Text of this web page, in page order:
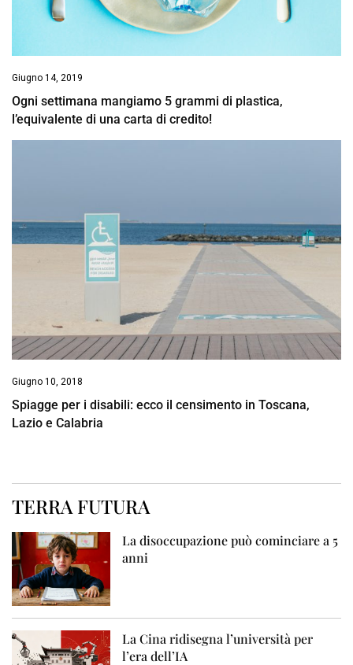
Giugno 14, 2019
Ogni settimana mangiamo 5 grammi di plastica,
l’equivalente di una carta di credito!
Giugno 10, 2018
Spiagge per i disabili: ecco il censimento in Toscana,
Lazio e Calabria
TERRA FUTURA
La disoccupazione può cominciare a 5
anni
La Cina ridisegna l’università per
l’era dell’IA